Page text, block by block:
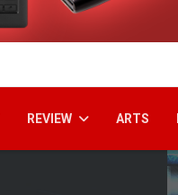
REVIEW ARTS